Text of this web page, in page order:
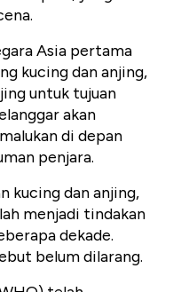
Asia pertama
kucing dan anjing,
untuk tujuan
akan
di depan
penjara.
kucing dan anjing,
menjadi tindakan
dekade.
belum dilarang.